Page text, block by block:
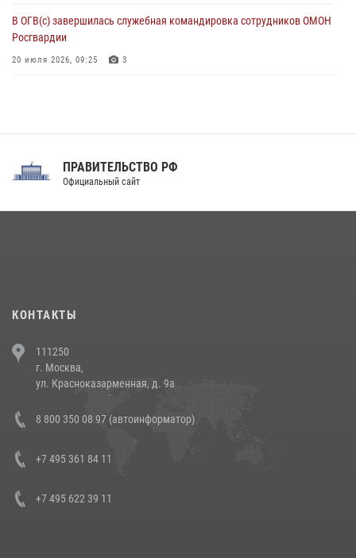
В ОГВ(с) завершилась служебная командировка сотрудников ОМОН
Росгвардии
20 июля 2026, 09:25 3
Праздник «Один день с Росгвардией» к 105-летию Центрального
напавших на бригаду скорой помощи (видео)
14 июля 2026, 12:20
В Росгвардии прошла военно-научная конференция по обобщению
боевого опыта
ПРАВИТЕЛЬСТВО РФ
Официальный сайт
КОНТАКТЫ
111250
г. Москва,
ул. Красноказарменная, д. 9а
8 800 350 08 97 (автоинформатор)
+7 495 361 84 11
+7 495 622 39 11